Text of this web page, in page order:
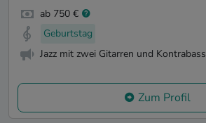
ab 750 €
Geburtstag
Jazz mit zwei Gitarren und Kontrabass
Zum Profil